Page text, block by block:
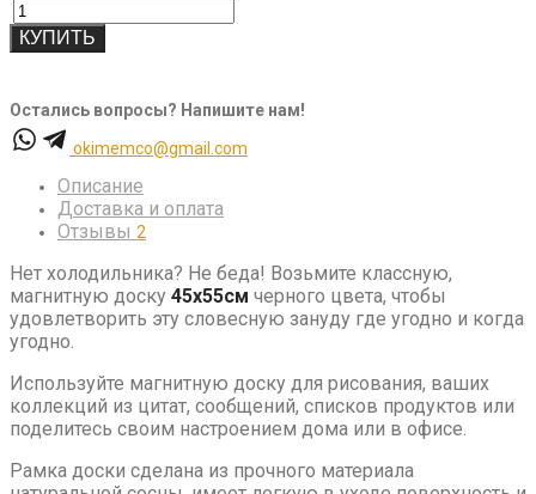
КУПИТЬ
Остались вопросы? Напишите нам!
okimemco@gmail.com
Описание
Доставка и оплата
Отзывы 2
Нет холодильника? Не беда! Возьмите классную,
магнитную доску 45х55см черного цвета, чтобы
удовлетворить эту словесную зануду где угодно и когда
угодно.
Используйте магнитную доску для рисования, ваших
коллекций из цитат, сообщений, списков продуктов или
поделитесь своим настроением дома или в офисе.
Рамка доски сделана из прочного материала